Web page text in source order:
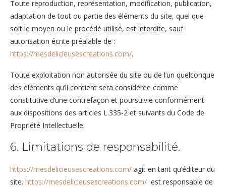
Toute reproduction, représentation, modification, publication,
adaptation de tout ou partie des éléments du site, quel que
soit le moyen ou le procédé utilisé, est interdite, sauf
autorisation écrite préalable de :
https://mesdelicieusescreations.com/.
Toute exploitation non autorisée du site ou de l’un quelconque
des éléments qu’il contient sera considérée comme
constitutive d’une contrefaçon et poursuivie conformément
aux dispositions des articles L.335-2 et suivants du Code de
Propriété Intellectuelle.
6. Limitations de responsabilité.
https://mesdelicieusescreations.com/ agit en tant qu’éditeur du
site. https://mesdelicieusescreations.com/ est responsable de